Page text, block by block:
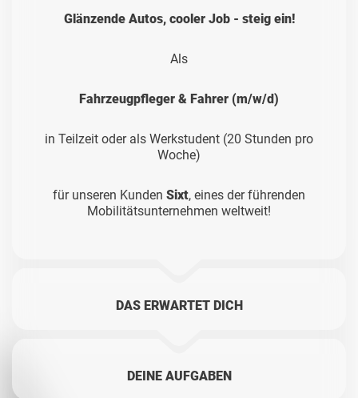
Glänzende Autos, cooler Job - steig ein!
Als
Fahrzeugpfleger & Fahrer (m/w/d)
in Teilzeit oder als Werkstudent (20 Stunden pro
Woche)
für unseren Kunden Sixt, eines der führenden
Mobilitätsunternehmen weltweit!
DAS ERWARTET DICH
DEINE AUFGABEN